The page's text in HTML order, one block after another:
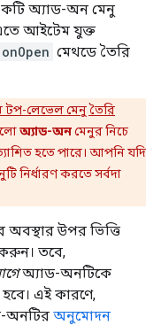
অ্যাড-অন মেনু
আইটেম যুক্ত
onOpen মেথডে তৈরি
টপ-লেভেল মেনু তৈরি
অ্যাড-অনমেনুর নিচে
হতে পারে। আপনি যদি
নির্ধারণ করতে সর্বদা
অবস্থার উপর ভিত্তি
তবে,
অ্যাড-অনটিকে
এই কারণে,
অনটির অনুমোদন